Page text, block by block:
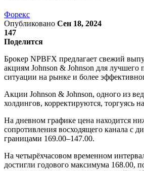
Форекс
Опубликовано Сен 18, 2024
147
Поделится
Брокер NPBFX предлагает свежий
акциям Johnson & Johnson для лучшего
ситуации на рынке и более
Акции Johnson & Johnson, одного из
холдингов, корректируются, торгуясь
На дневном графике цена находится
сопротивления восходящего канала с
границами 169.00–147.00.
На четырёхчасовом временном
достигли годового максимума 168.00,